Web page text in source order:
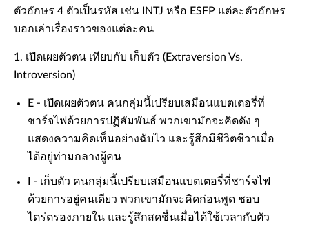
ตัวอักษร 4 ตัวเป็นรหัส เช่น INTJ หรือ ESFP แต่ละตัวอักษร
บอกเล่าเรื่องราวของแต่ละคน
1. เปิดเผยตัวตน เทียบกับ เก็บตัว (Extraversion Vs.
Introversion)
E - เปิดเผยตัวตน คนกลุ่มนี้เปรียบเสมือนแบตเตอรี่ที่
ชาร์จไฟด้วยการปฏิสัมพันธ์ พวกเขามักจะคิดดัง ๆ
แสดงความคิดเห็นอย่างฉับไว และรู้สึกมีชีวิตชีวาเมื่อ
ได้อยู่ท่ามกลางผู้คน
I - เก็บตัว คนกลุ่มนี้เปรียบเสมือนแบตเตอรี่ที่ชาร์จไฟ
ด้วยการอยู่คนเดียว พวกเขามักจะคิดก่อนพูด ชอบ
ไตร่ตรองภายใน และรู้สึกสดชื่นเมื่อได้ใช้เวลากับตัว